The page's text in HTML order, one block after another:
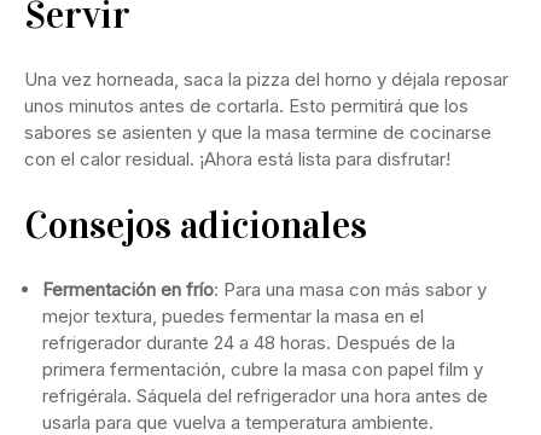
Servir
Una vez horneada, saca la pizza del horno y déjala reposar
unos minutos antes de cortarla. Esto permitirá que los
sabores se asienten y que la masa termine de cocinarse
con el calor residual. ¡Ahora está lista para disfrutar!
Consejos adicionales
Fermentación en frío: Para una masa con más sabor y
mejor textura, puedes fermentar la masa en el
refrigerador durante 24 a 48 horas. Después de la
primera fermentación, cubre la masa con papel film y
refrigérala. Sáquela del refrigerador una hora antes de
usarla para que vuelva a temperatura ambiente.